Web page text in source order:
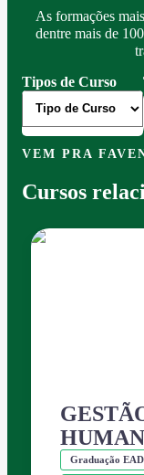
As formações
dentre mais de
Tipos de Curso
VEM PRA
Cursos
Graduação EAD